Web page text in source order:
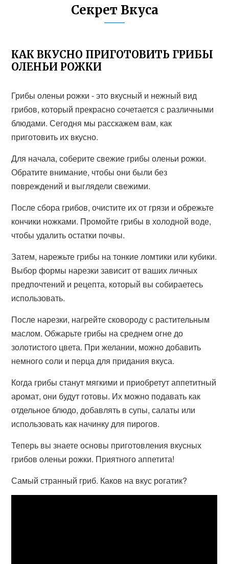
Секрет Вкуса
КАК ВКУСНО ПРИГОТОВИТЬ ГРИБЫ
ОЛЕНЬИ РОЖКИ
Грибы оленьи рожки - это вкусный и нежный вид
грибов, который прекрасно сочетается с различными
блюдами. Сегодня мы расскажем вам, как
приготовить их вкусно.
Для начала, соберите свежие грибы оленьи рожки.
Обратите внимание, чтобы они были без
повреждений и выглядели свежими.
После сбора грибов, очистите их от грязи и обрежьте
кончики ножками. Промойте грибы в холодной воде,
чтобы удалить остатки почвы.
Затем, нарежьте грибы на тонкие ломтики или кубики.
Выбор формы нарезки зависит от ваших личных
предпочтений и рецепта, который вы собираетесь
использовать.
После нарезки, нагрейте сковороду с растительным
маслом. Обжарьте грибы на среднем огне до
золотистого цвета. При желании, можно добавить
немного соли и перца для придания вкуса.
Когда грибы станут мягкими и приобретут аппетитный
аромат, они будут готовы. Их можно подавать как
отдельное блюдо, добавлять в супы, салаты или
использовать как начинку для пирогов.
Теперь вы знаете основы приготовления вкусных
грибов оленьи рожки. Приятного аппетита!
Самый странный гриб. Каков на вкус рогатик?